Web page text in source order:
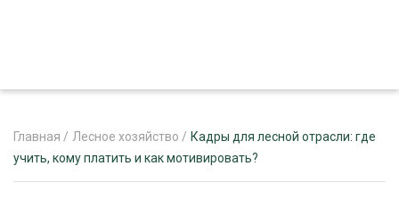
Главная / Лесное хозяйство / Кадры для лесной отрасли: где
учить, кому платить и как мотивировать?